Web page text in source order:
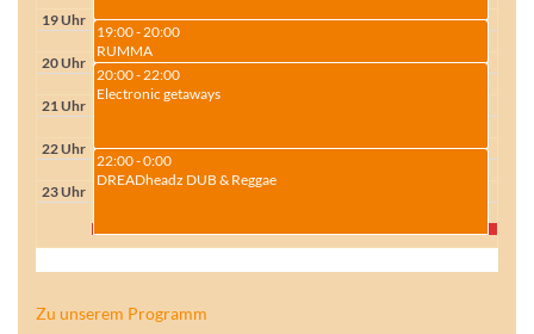
19 Uhr
20 Uhr
21 Uhr
22 Uhr
23 Uhr
19:00 - 20:00
RUMMA
20:00 - 22:00
Electronic getaways
22:00 - 0:00
DREADheadz DUB & Reggae
Zu unserem Programm